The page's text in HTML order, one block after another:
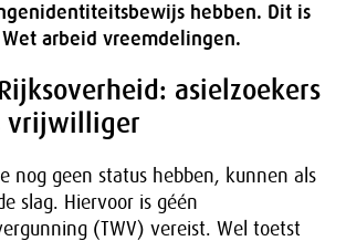
hebben. Dit is
arbeid vreemdelingen.
asielzoekers
vrijwilliger
nog geen status hebben, kunnen als
slag. Hiervoor is géén
(TWV) vereist. Wel toetst